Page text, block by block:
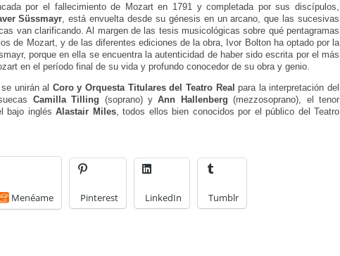
por el fallecimiento de Mozart en 1791 y completada por sus discípulos,
Süssmayr , está envuelta desde su génesis en un arcano, que las sucesivas
van clarificando. Al margen de las tesis musicológicas sobre qué pentagramas
de Mozart, y de las diferentes ediciones de la obra, Ivor Bolton ha optado por la
porque en ella se encuentra la autenticidad de haber sido escrita por el más
en el período final de su vida y profundo conocedor de su obra y genio.
unirán al Coro y Orquesta Titulares del Teatro Real para la interpretación del
Camilla Tilling (soprano) yAnn Hallenberg(mezzosoprano), el tenor
bajo inglésAlastair Miles, todos ellos bien conocidos por el público del Teatro
Menéame Pinterest LinkedIn Tumblr